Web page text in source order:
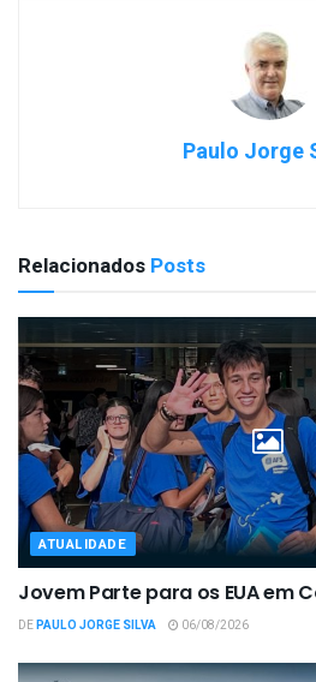
Paulo Jorge
Relacionados Posts
ATUALIDADE
Jovem Parte para os EUA em
DEPAULO JORGE SILVA 06/08/2026